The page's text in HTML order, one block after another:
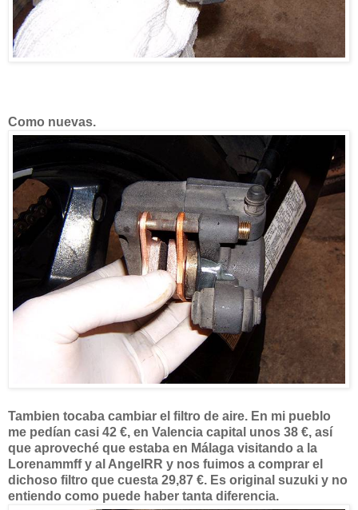
Como nuevas.
Tambien tocaba cambiar el filtro de aire. En mi pueblo
me pedían casi 42 €, en Valencia capital unos 38 €, así
que aproveché que estaba en Málaga visitando a la
Lorenammff y al AngelRR y nos fuimos a comprar el
dichoso filtro que cuesta 29,87 €. Es original suzuki y no
entiendo como puede haber tanta diferencia.